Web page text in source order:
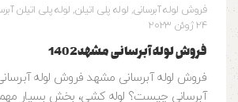
فروش لوله آبرسانی, لوله پلی اتیلن, لوله پلی اتیلن
24 ژوئن 2023
فروش لوله آبرسانی مشهد1402
فروش لوله آبرسانی مشهد فروش لوله
آبرسانی چیست؟ لوله کشی، بخش بسیار